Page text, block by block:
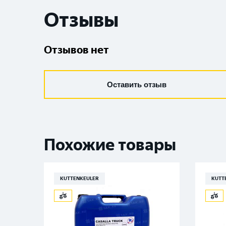
Отзывы
Отзывов нет
Оставить отзыв
Похожие товары
KUTTENKEULER